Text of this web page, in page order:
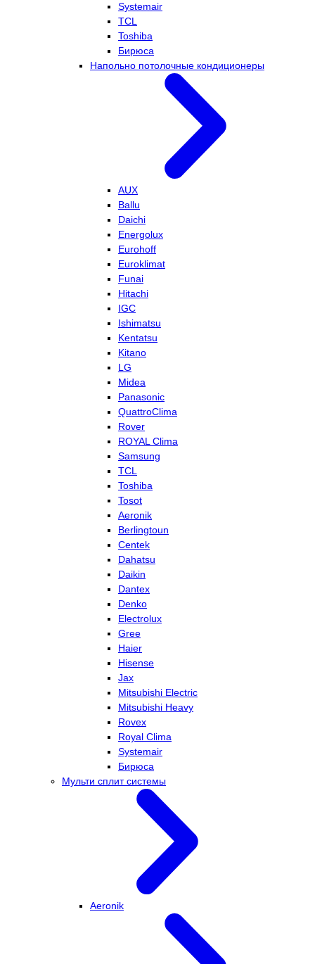
Systemair
TCL
Toshiba
Бирюса
Напольно потолочные кондиционеры
AUX
Ballu
Daichi
Energolux
Eurohoff
Euroklimat
Funai
Hitachi
IGC
Ishimatsu
Kentatsu
Kitano
LG
Midea
Panasonic
QuattroClima
Rover
ROYAL Clima
Samsung
TCL
Toshiba
Tosot
Aeronik
Berlingtoun
Centek
Dahatsu
Daikin
Dantex
Denko
Electrolux
Gree
Haier
Hisense
Jax
Mitsubishi Electric
Mitsubishi Heavy
Rovex
Royal Clima
Systemair
Бирюса
Мульти сплит системы
Aeronik